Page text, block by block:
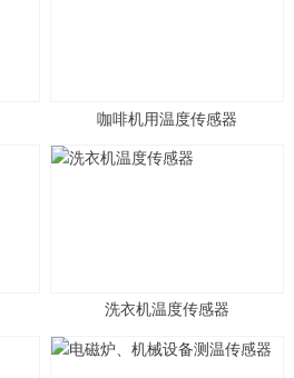
咖啡机用温度传感器
洗衣机温度传感器